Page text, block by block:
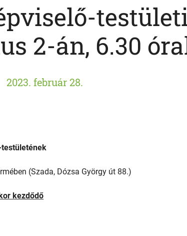
2-án, 6.30
2023. február 28.
testületének
(Szada, Dózsa György út 88.)
kezdődő